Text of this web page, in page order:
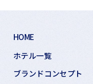
HOME
ホテル一覧
ブランドコンセプト